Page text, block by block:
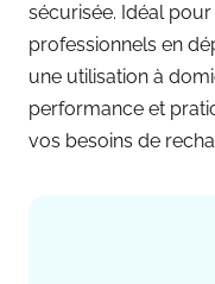
sécurisée. Idéal
professionnels en
une utilisation à
performance et
vos besoins de